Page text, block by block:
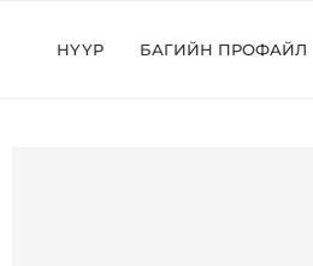
НҮҮР БАГИЙН ПРОФАЙЛ